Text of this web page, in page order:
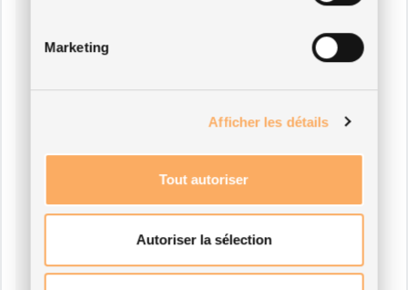
Marketing
Afficher les détails
Tout autoriser
Autoriser la sélection